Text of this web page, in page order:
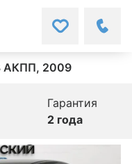
АКПП, 2009
Гарантия
2 года